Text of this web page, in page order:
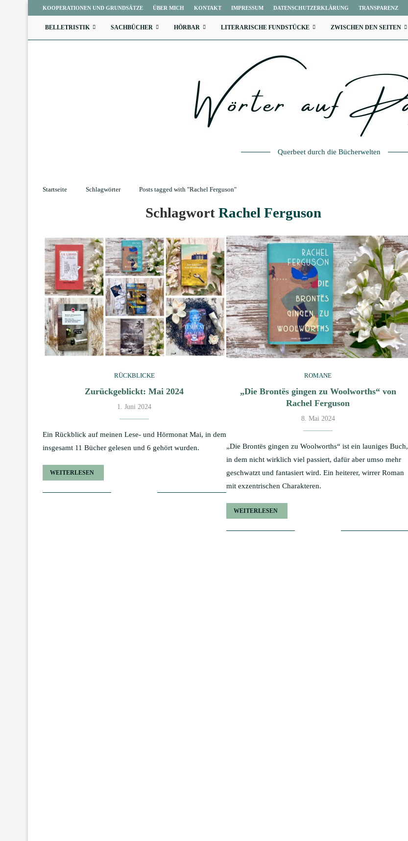
KOOPERATIONEN UND GRUNDSÄTZE ÜBER MICH KONTAKT IMPRESSUM DATENSCHUTZERKLÄRUNG TRANSPARENZ
BELLETRISTIK SACHBÜCHER HÖRBAR LITERARISCHE FUNDSTÜCKE ZWISCHEN DEN SEITEN
Querbeet durch die Bücherwelten
Startseite Schlagwörter Posts tagged with "Rachel Ferguson"
SchlagwortRachel Ferguson
RÜCKBLICKE
Zurückgeblickt: Mai 2024
1. Juni 2024
Ein Rückblick auf meinen Lese- und Hörmonat Mai, in dem
insgesamt 11 Bücher gelesen und 6 gehört wurden.
WEITERLESEN
ROMANE
„Die Brontës gingen zu Woolworths“ von
Rachel Ferguson
8. Mai 2024
„Die Brontës gingen zu Woolworths“ ist ein launiges Buch,
in dem nicht wirklich viel passiert, dafür aber umso mehr
geschwatzt und fantasiert wird. Ein heiterer, wirrer Roman
mit exzentrischen Charakteren.
WEITERLESEN